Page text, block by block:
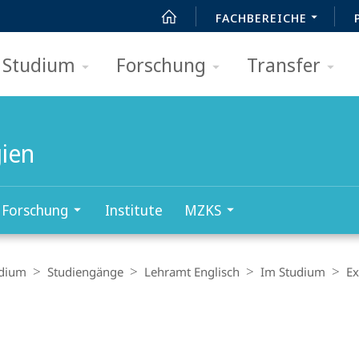
FACHBEREICHE
Studium Forschung Transfer
Forschung Institute MZKS
Studiengänge Lehramt Englisch Im Studium